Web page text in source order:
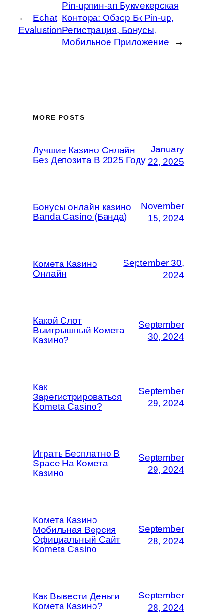
←
Echat
Evaluation
Pin-upпин-ап Букмекерская
Контора: Обзор Бк Pin-up,
Регистрация, Бонусы,
Мобильное Приложение
→
MORE POSTS
Лучшие Казино Онлайн
Без Депозита В 2025 Году
January
22, 2025
Бонусы онлайн казино
Banda Casino (Банда)
November
15, 2024
Комета Казино
Онлайн
September 30,
2024
Какой Слот
Выигрышный Комета
Казино?
September
30, 2024
Как
Зарегистрироваться
Kometa Casino?
September
29, 2024
Играть Бесплатно В
Space На Комета
Казино
September
29, 2024
Комета Казино
Мобильная Версия
Официальный Сайт
Kometa Casino
September
28, 2024
Как Вывести Деньги
Комета Казино?
September
28, 2024